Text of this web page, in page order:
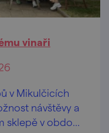
vinaři
v Mikulčicích
návštěvy a
sklepě v období